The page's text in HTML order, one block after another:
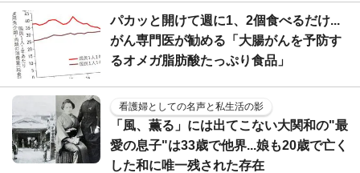
パカッと開けて週に1、2個食べるだけ...
がん専門医が勧める「大腸がんを予防す
るオメガ脂肪酸たっぷり食品」
看護婦としての名声と私生活の影
「風、薫る」には出てこない大関和の"最
愛の息子"は33歳で他界...娘も20歳で亡く
した和に唯一残された存在